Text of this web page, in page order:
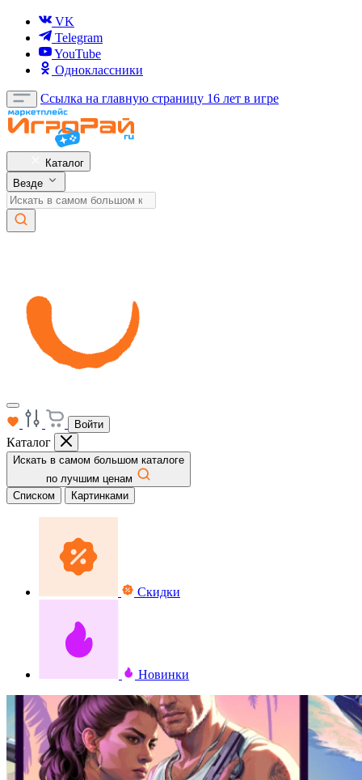
VK
Telegram
YouTube
Одноклассники
Ссылка на главную страницу 16 лет в игре
Каталог
Везде
Войти
Каталог
Искать в самом большом каталоге
по лучшим ценам
Списком
Картинками
Скидки
Новинки